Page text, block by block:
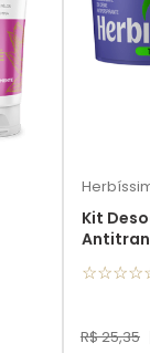
Kit
☆☆☆☆
R$25,35